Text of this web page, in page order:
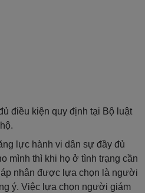
điều kiện quy định tại Bộ luật
lực hành vi dân sự đầy đủ
mình thì khi họ ở tình trạng cần
nhân được lựa chọn là người
ý. Việc lựa chọn người giám